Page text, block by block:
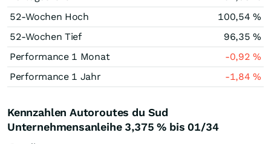
52-Wochen Hoch
100,54%
52-Wochen Tief
96,35%
Performance 1 Monat
-0,92%
Performance 1 Jahr
-1,84%
Kennzahlen Autoroutes du Sud
Unternehmensanleihe 3,375 % bis 01/34